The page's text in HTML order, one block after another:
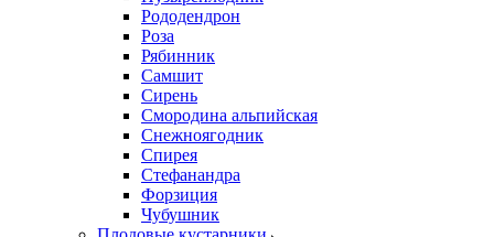
Рододендрон
Роза
Рябинник
Самшит
Сирень
Смородина альпийская
Снежноягодник
Спирея
Стефанандра
Форзиция
Чубушник